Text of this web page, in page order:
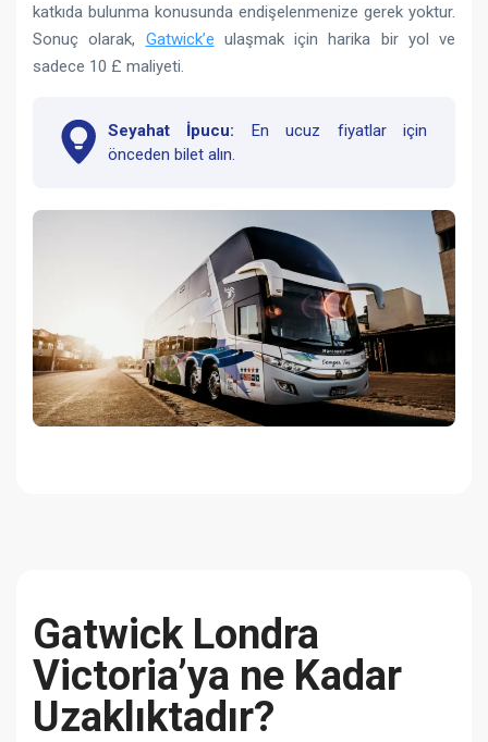
katkıda bulunma konusunda endişelenmenize gerek yoktur.
Sonuç olarak, Gatwick’e ulaşmak için harika bir yol ve
sadece 10 £ maliyeti.
Seyahat İpucu: En ucuz fiyatlar için
önceden bilet alın.
Gatwick Londra
Victoria’ya ne Kadar
Uzaklıktadır?